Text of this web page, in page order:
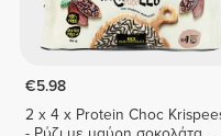
€5.98
2 x 4 x Protein Choc